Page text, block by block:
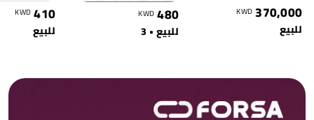
370,000
KWD
للبيع
480
KWD
للبيع • 3
410
KWD
للبيع